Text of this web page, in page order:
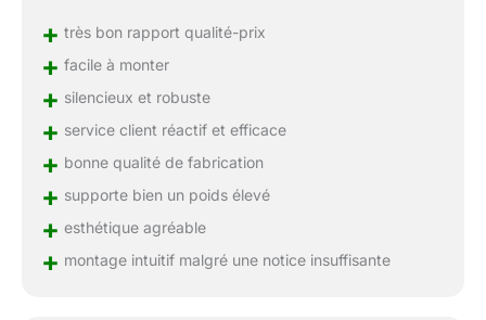
+ très bon rapport qualité-prix
+ facile à monter
+ silencieux et robuste
+ service client réactif et efficace
+ bonne qualité de fabrication
+ supporte bien un poids élevé
+ esthétique agréable
+ montage intuitif malgré une notice insuffisante